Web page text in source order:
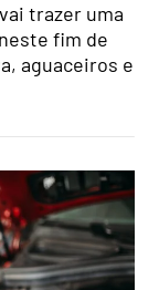
trazer uma
fim de
aguaceiros e